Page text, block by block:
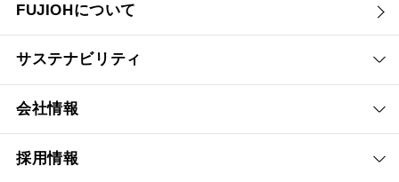
FUJIOHについて
サステナビリティ
会社情報
採用情報